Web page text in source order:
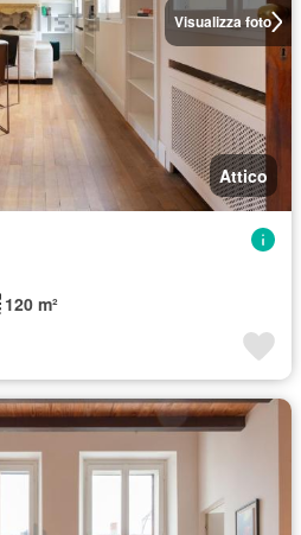
Visualizza foto
Attico
120 m²